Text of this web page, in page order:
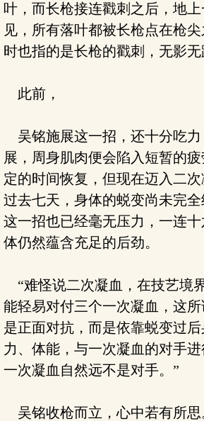
叶，而长枪接连戳刺之后，地
见，所有落叶都被长枪点在枪
时也指的是长枪的戳刺，无影无
此前，
吴铭施展这一招，还十分吃力
展，周身肌肉便会陷入短暂的
定的时间恢复，但现在迈入二
过去七天，身体的蜕变尚未完
这一招也已经毫无压力，一连
体仍然蕴含充足的后劲。
“难怪说二次凝血，在技艺境
能轻易对付三个一次凝血，这所
是正面对抗，而是依靠蜕变过
力、体能，与一次凝血的对手
一次凝血自然远不是对手。”
吴铭收枪而立，心中若有所思